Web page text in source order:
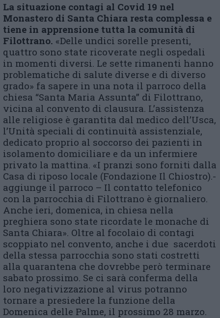
La situazione contagi al Covid 19 nel
Monastero di Santa Chiara resta complessa e
tiene in apprensione tutta la comunità di
Filottrano. «Delle undici sorelle presenti,
quattro sono state ricoverate negli ospedali
in momenti diversi. Le sette rimanenti hanno
problematiche di salute diverse e di diverso
grado» fa sapere in una nota il parroco della
chiesa “Santa Maria Assunta” di Filottrano,
vicina al convento di clausura. L’assistenza
alle religiose è garantita dal medico dell’Usca,
l’Unità speciali di continuità assistenziale,
dedicato proprio al soccorso dei pazienti in
isolamento domiciliare e da un infermiere
privato la mattina. «I pranzi sono forniti dalla
Casa di riposo locale (Fondazione Il Chiostro).-
aggiunge il parroco – Il contatto telefonico
con la parrocchia di Filottrano è giornaliero.
Anche ieri, domenica, in chiesa nella
preghiera sono state ricordate le monache di
Santa Chiara». Oltre al focolaio di contagi
scoppiato nel convento, anche i due sacerdoti
della stessa parrocchia sono stati costretti
alla quarantena che dovrebbe però terminare
sabato prossimo. Se ci sarà conferma della
loro negativizzazione al virus potranno
tornare a presiedere la funzione della
Domenica delle Palme, il prossimo 28 marzo.